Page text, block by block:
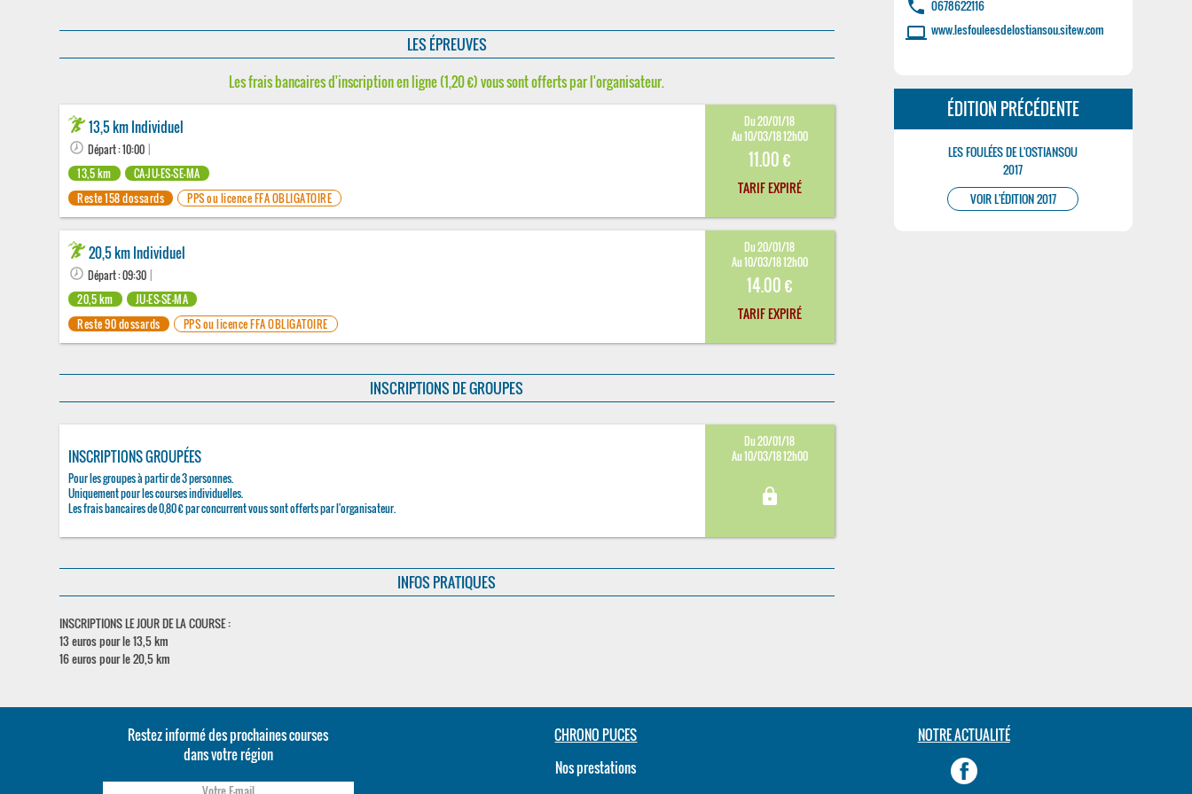
LES ÉPREUVES
Les frais bancaires d'inscription en ligne (1,20 €) vous sont offerts par l'organisateur.
13,5 km Individuel
Départ : 10:00
13,5 km
CA-JU-ES-SE-MA
Reste 158 dossards
PPS ou licence FFA OBLIGATOIRE
Du 20/01/18
Au 10/03/18 12h00
11.00 €
TARIF EXPIRÉ
20,5 km Individuel
Départ : 09:30
20,5 km
JU-ES-SE-MA
Reste 90 dossards
PPS ou licence FFA OBLIGATOIRE
Du 20/01/18
Au 10/03/18 12h00
14.00 €
TARIF EXPIRÉ
INSCRIPTIONS DE GROUPES
INSCRIPTIONS GROUPÉES
Pour les groupes à partir de 3 personnes.
Uniquement pour les courses individuelles.
Les frais bancaires de 0,80 € par concurrent vous sont offerts par l'organisateur.
Du 20/01/18
Au 10/03/18 12h00
lock
INFOS PRATIQUES
INSCRIPTIONS LE JOUR DE LA COURSE :
13 euros pour le 13,5 km
16 euros pour le 20,5 km
phone 0678622116
laptop www.lesfouleesdelostiansou.sitew.com
ÉDITION PRÉCÉDENTE
LES FOULÉES DE L'OSTIANSOU
2017
VOIR L'ÉDITION 2017
Restez informé des prochaines courses
dans votre région
CHRONO PUCES
Nos prestations
NOTRE ACTUALITÉ